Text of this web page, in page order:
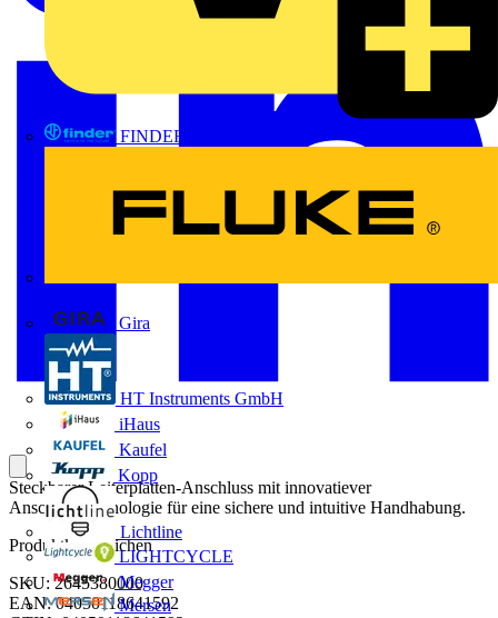
FINDER
Gira
HT Instruments GmbH
iHaus
Kaufel
Kopp
Lichtline
LIGHTCYCLE
Megger
Mersen
Steckbarer Leiterplatten-Anschluss mit innovatiever
Anschlusstechnologie für eine sichere und intuitive Handhabung.
Produktkennzeichen
SKU: 2645380000
EAN: 04050118641592